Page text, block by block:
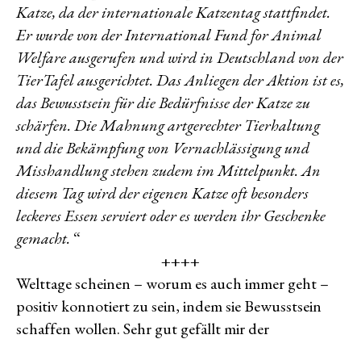
Katze, da der internationale Katzentag stattfindet.
Er wurde von der International Fund for Animal
Welfare ausgerufen und wird in Deutschland von der
TierTafel ausgerichtet. Das Anliegen der Aktion ist es,
das Bewusstsein für die Bedürfnisse der Katze zu
schärfen. Die Mahnung artgerechter Tierhaltung
und die Bekämpfung von Vernachlässigung und
Misshandlung stehen zudem im Mittelpunkt. An
diesem Tag wird der eigenen Katze oft besonders
leckeres Essen serviert oder es werden ihr Geschenke
gemacht. “
++++
Welttage scheinen – worum es auch immer geht –
positiv konnotiert zu sein, indem sie Bewusstsein
schaffen wollen. Sehr gut gefällt mir der